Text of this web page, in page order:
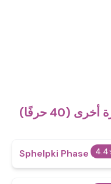
(40 حرفًا)
4.4
Sphelpki Phase 3